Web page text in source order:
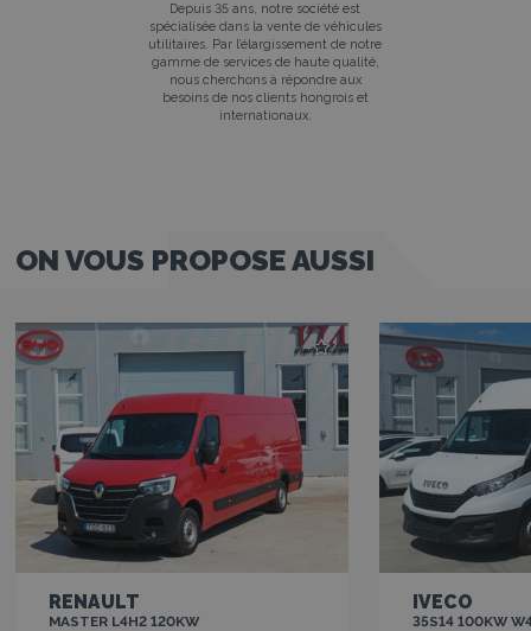
Depuis 35 ans, notre société est
spécialisée dans la vente de véhicules
utilitaires. Par l’élargissement de notre
gamme de services de haute qualité,
nous cherchons à répondre aux
besoins de nos clients hongrois et
internationaux.
ON VOUS PROPOSE AUSSI
RENAULT
MASTER L4H2 120KW
IVECO
35S14 100KW